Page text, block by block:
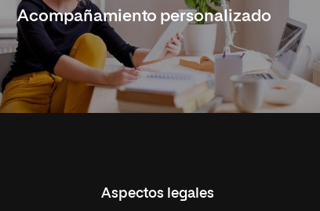
Acompañamiento personalizado
Aspectos legales